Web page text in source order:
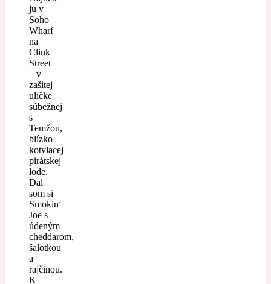
ju v
Soho
Wharf
na
Clink
Street
– v
zašitej
uličke
súbežnej
s
Temžou,
blízko
kotviacej
pirátskej
lode.
Dal
som si
Smokin‘
Joe s
údeným
cheddarom,
šalotkou
a
rajčinou.
K